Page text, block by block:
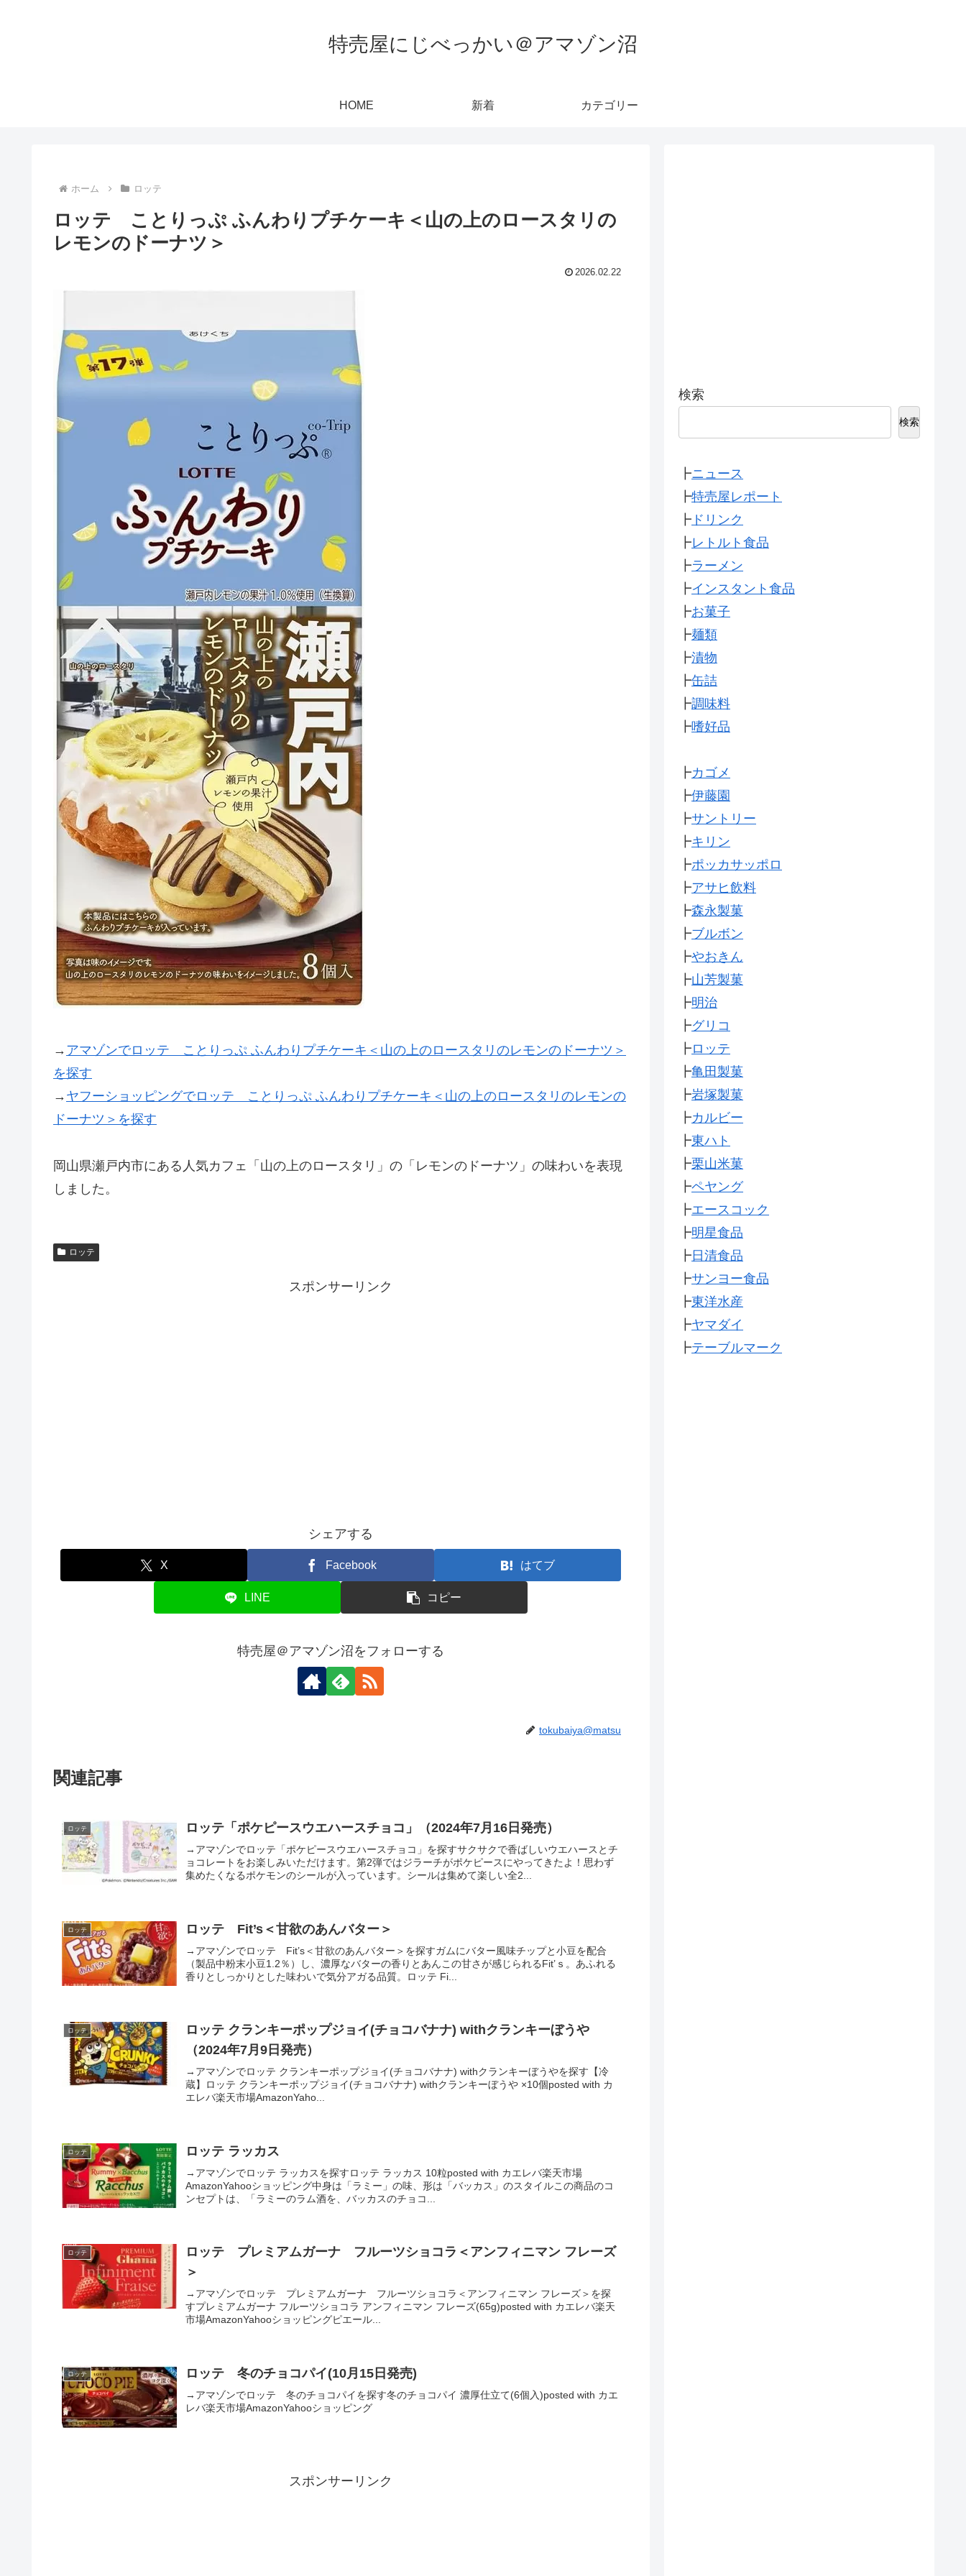
特売屋にじべっかい＠アマゾン沼
HOME 新着 カテゴリー
ホーム ロッテ
ロッテ ことりっぷ ふんわりプチケーキ＜山の上のロースタリの
レモンのドーナツ＞
2026.02.22
→ アマゾンでロッテ ことりっぷ ふんわりプチケーキ＜山の上のロースタリのレモンのドーナツ＞
を探す
→ ヤフーショッピングでロッテ ことりっぷ ふんわりプチケーキ＜山の上のロースタリのレモンの
ドーナツ＞を探す
岡山県瀬戸内市にある人気カフェ「山の上のロースタリ」の「レモンのドーナツ」の味わいを表現
しました。
ロッテ
スポンサーリンク
シェアする
X Facebook はてブ
LINE コピー
特売屋＠アマゾン沼をフォローする
tokubaiya@matsu
関連記事
ロッテ ロッテ「ポケピースウエハースチョコ」（2024年7月16日発売）
→アマゾンでロッテ「ポケピースウエハースチョコ」を探すサクサクで香ばしいウエハースとチ
ョコレートをお楽しみいただけます。第2弾ではジラーチがポケピースにやってきたよ！思わず
集めたくなるポケモンのシールが入っています。シールは集めて楽しい全2...
ロッテ ロッテ Fit’s＜甘欲のあんバター＞
→アマゾンでロッテ Fit’s＜甘欲のあんバター＞を探すガムにバター風味チップと小豆を配合
（製品中粉末小豆1.2％）し、濃厚なバターの香りとあんこの甘さが感じられるFit’ｓ。あふれる
香りとしっかりとした味わいで気分アガる品質。ロッテ Fi...
ロッテ
ロッテ クランキーポップジョイ(チョコバナナ) withクランキーぼうや
（2024年7月9日発売）
→アマゾンでロッテ クランキーポップジョイ(チョコバナナ) withクランキーぼうやを探す【冷
蔵】ロッテ クランキーポップジョイ(チョコバナナ) withクランキーぼうや ×10個posted with カ
エレバ楽天市場AmazonYaho...
ロッテ ロッテ ラッカス
→アマゾンでロッテ ラッカスを探すロッテ ラッカス 10粒posted with カエレバ楽天市場
AmazonYahooショッピング中身は「ラミー」の味、形は「バッカス」のスタイルこの商品のコ
ンセプトは、「ラミーのラム酒を、バッカスのチョコ...
ロッテ
ロッテ プレミアムガーナ フルーツショコラ＜アンフィニマン フレーズ
＞
→アマゾンでロッテ プレミアムガーナ フルーツショコラ＜アンフィニマン フレーズ＞を探
すプレミアムガーナ フルーツショコラ アンフィニマン フレーズ(65g)posted with カエレバ楽天
市場AmazonYahooショッピングピエール...
ロッテ ロッテ 冬のチョコパイ(10月15日発売)
→アマゾンでロッテ 冬のチョコパイを探す冬のチョコパイ 濃厚仕立て(6個入)posted with カエ
レバ楽天市場AmazonYahooショッピング
スポンサーリンク
検索
検索
┣ニュース
┣特売屋レポート
┣ ドリンク
┣レトルト食品
┣ラーメン
┣インスタント食品
┣お菓子
┣麺類
┣漬物
┣缶詰
┣調味料
┣嗜好品
┣カゴメ
┣伊藤園
┣サントリー
┣キリン
┣ポッカサッポロ
┣アサヒ飲料
┣森永製菓
┣ブルボン
┣やおきん
┣山芳製菓
┣明治
┣グリコ
┣ロッテ
┣亀田製菓
┣岩塚製菓
┣カルビー
┣東ハト
┣栗山米菓
┣ペヤング
┣エースコック
┣明星食品
┣日清食品
┣サンヨー食品
┣東洋水産
┣ヤマダイ
┣テーブルマーク